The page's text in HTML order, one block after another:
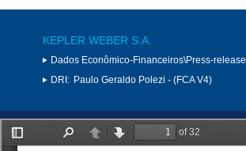
KEPLER WEBER S.A.
Dados Econômico-Financeiros\Press-release
DRI: Paulo Geraldo Polezi - (FCA V4)